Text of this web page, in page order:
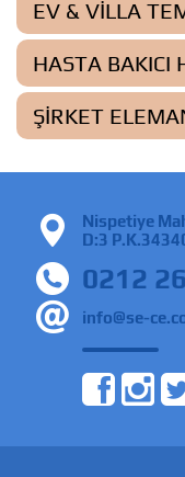
EV & VILLA
HASTA BAKICI
ŞIRKET
Nispetiye
D:3
0212
info@se-